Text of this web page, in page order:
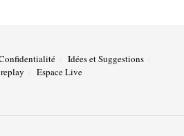
Idées et Suggestions
Espace Live